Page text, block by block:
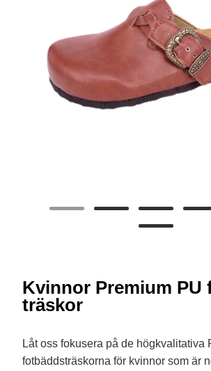
Kvinnor Premium PU
träskor
Låt oss fokusera på de högkvalitativa
fotbäddsträskorna för kvinnor som är